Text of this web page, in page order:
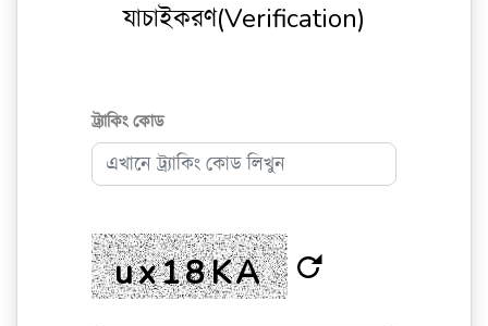
যাচাইকরণ(Verification)
ট্র্যাকিং কোড
ux18KA